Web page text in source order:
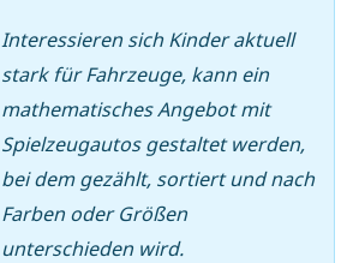
Interessieren sich Kinder aktuell
stark für Fahrzeuge, kann ein
mathematisches Angebot mit
Spielzeugautos gestaltet werden,
bei dem gezählt, sortiert und nach
Farben oder Größen
unterschieden wird.